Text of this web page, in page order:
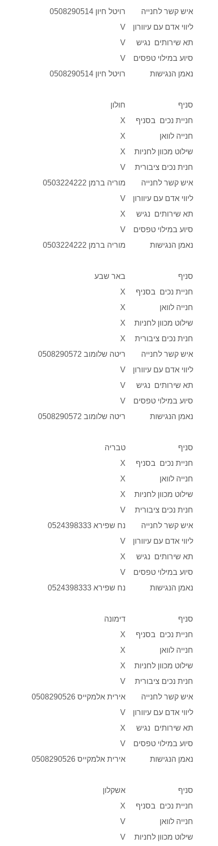
איש קשר לחנייה
רויטל חיון 0508290514
ליווי אדם עם עיוורון
V
תא שירותים נגיש
V
סיוע במילוי טפסים
V
נאמן הנגישות
רויטל חיון 0508290514
סניף
חולון
חניית נכים בסניף
X
חנייה לוואן
X
שילוט מכוון לחניות
X
חנית נכים ציבורית
V
איש קשר לחנייה
מוריה ברמן 0503224222
ליווי אדם עם עיוורון
V
תא שירותים נגיש
X
סיוע במילוי טפסים
V
נאמן הנגישות
מוריה ברמן 0503224222
סניף
באר שבע
חניית נכים בסניף
X
חנייה לוואן
X
שילוט מכוון לחניות
X
חנית נכים ציבורית
X
איש קשר לחנייה
ריטה שלומוב 0508290572
ליווי אדם עם עיוורון
V
תא שירותים נגיש
V
סיוע במילוי טפסים
V
נאמן הנגישות
ריטה שלומוב 0508290572
סניף
טבריה
חניית נכים בסניף
X
חנייה לוואן
X
שילוט מכוון לחניות
X
חנית נכים ציבורית
V
איש קשר לחנייה
נח שפירא 0524398333
ליווי אדם עם עיוורון
V
תא שירותים נגיש
X
סיוע במילוי טפסים
V
נאמן הנגישות
נח שפירא 0524398333
סניף
דימונה
חניית נכים בסניף
X
חנייה לוואן
X
שילוט מכוון לחניות
X
חנית נכים ציבורית
V
איש קשר לחנייה
אירית אלמקייס 0508290526
ליווי אדם עם עיוורון
V
תא שירותים נגיש
X
סיוע במילוי טפסים
V
נאמן הנגישות
אירית אלמקייס 0508290526
סניף
אשקלון
חניית נכים בסניף
X
חנייה לוואן
V
שילוט מכוון לחניות
V